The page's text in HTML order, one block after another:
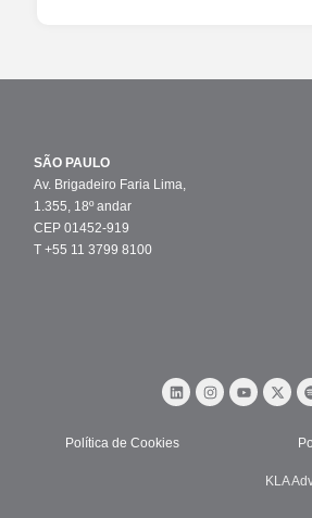
SÃO PAULO
Av. Brigadeiro Faria Lima,
1.355, 18º andar
CEP 01452-919
T +55 11 3799 8100
Política de Cookies
KLA